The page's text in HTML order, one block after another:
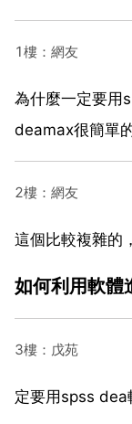
1樓：網友
為什麼一定要用
deamax很簡單的
2樓：網友
這個比較複雜的
如何利用軟體
3樓：戊苑
定要用spss